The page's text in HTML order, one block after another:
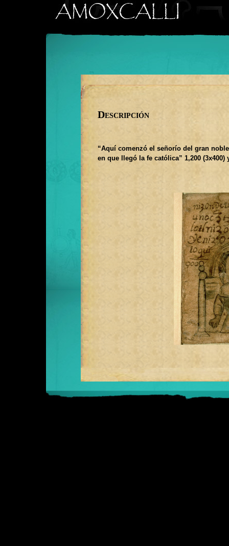
Descripción
“Aquí comenzó el señorío del gran
en que llegó la fe católica” 1,200 (3x400)